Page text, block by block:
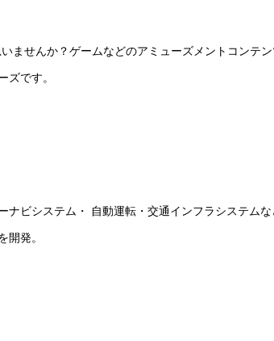
ませんか？ゲームなどのアミューズメントコンテ
ズです。
ビシステム・ 自動運転・交通インフラシステム
開発。